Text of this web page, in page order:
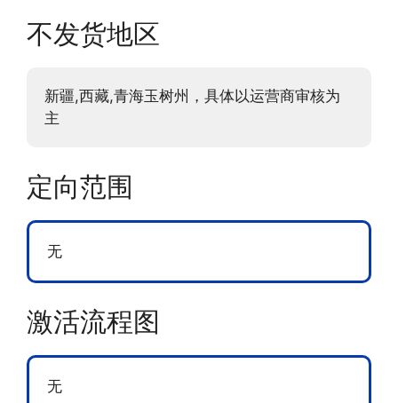
不发货地区
新疆,西藏,青海玉树州，具体以运营商审核为
主
定向范围
无
激活流程图
无